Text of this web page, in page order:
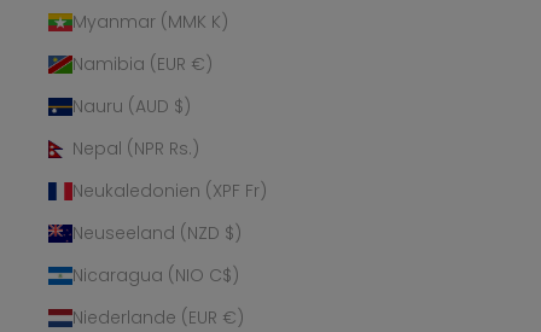
Myanmar (MMK K)
Namibia (EUR €)
Nauru (AUD $)
Nepal (NPR Rs.)
Neukaledonien (XPF Fr)
Neuseeland (NZD $)
Nicaragua (NIO C$)
Niederlande (EUR €)